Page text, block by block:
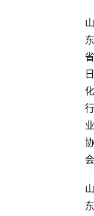
山
东
省
日
化
行
业
协
会
山
东